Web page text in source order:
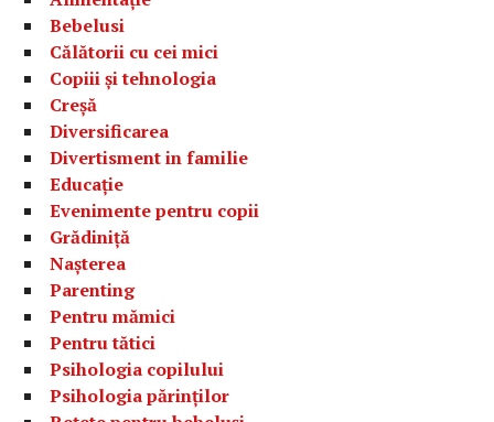
Bebelusi
Călătorii cu cei mici
Copiii și tehnologia
Creșă
Diversificarea
Divertisment in familie
Educație
Evenimente pentru copii
Grădiniță
Nașterea
Parenting
Pentru mămici
Pentru tătici
Psihologia copilului
Psihologia părinților